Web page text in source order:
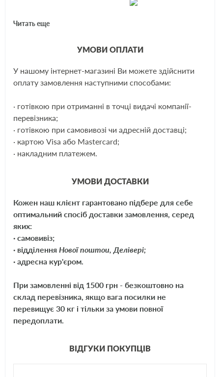
ЩЕ
Читать еще
УМОВИ ОПЛАТИ
У нашому інтернет-магазині Ви можете здійснити
оплату замовлення наступними способами:
· готівкою при отриманні в точці видачі компанії-
перевізника;
· готівкою при самовивозі чи адресній доставці;
· картою Visa або Mastercard;
· накладним платежем.
УМОВИ ДОСТАВКИ
Кожен наш клієнт гарантовано підбере для себе
оптимальний спосіб доставки замовлення, серед
яких:
· самовивіз;
· відділення Нової поштои, Делівері;
· адресна кур'єром.
При замовленні від 1500 грн - безкоштовно на
склад перевізника, якщо вага посилки не
перевищує 30 кг і тільки за умови повної
передоплати.
ВІДГУКИ ПОКУПЦІВ